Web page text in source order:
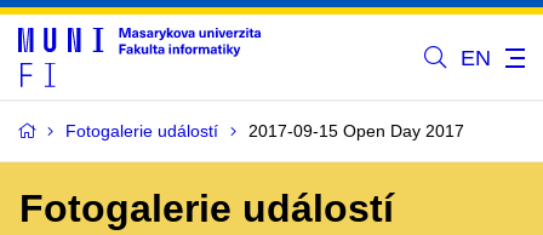
EN
Fotogalerie událostí 2017-09-15 Open Day 2017
Fotogalerie událostí